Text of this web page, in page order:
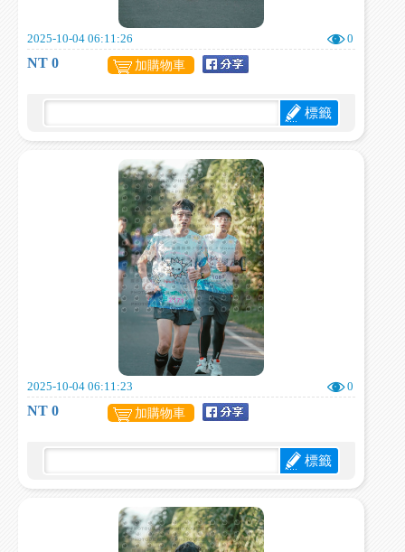
2025-10-04 06:11:26 0
NT 0 加購物車
標籤
2025-10-04 06:11:23 0
NT 0 加購物車
標籤